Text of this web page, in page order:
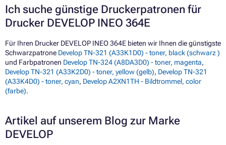
Ich suche günstige Druckerpatronen für
Drucker DEVELOP INEO 364E
Für Ihren Drucker DEVELOP INEO 364E bieten wir Ihnen die günstigste
Schwarzpatrone Develop TN-321 (A33K1D0) - toner, black (schwarz )
und Farbpatronen Develop TN-324 (A8DA3D0) - toner, magenta,
Develop TN-321 (A33K2D0) - toner, yellow (gelb), Develop TN-321
(A33K4D0) - toner, cyan, Develop A2XN1TH - Bildtrommel, color
(farbe).
Artikel auf unserem Blog zur Marke
DEVELOP